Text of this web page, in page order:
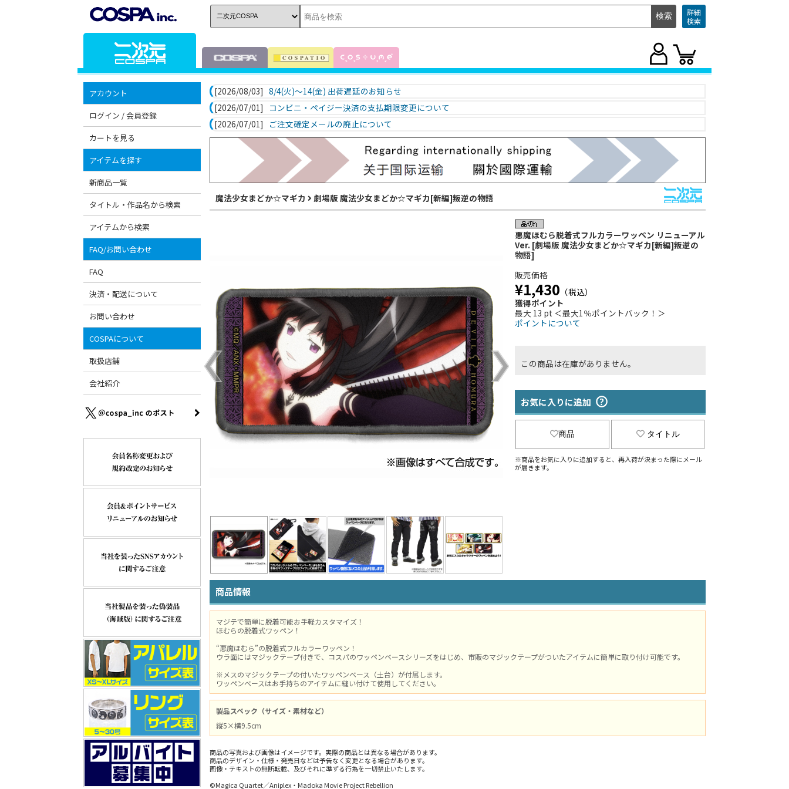
詳細
検索
アカウント
ログイン / 会員登録
カートを見る
アイテムを探す
新商品一覧
タイトル・作品名から検索
アイテムから検索
FAQ/お問い合わせ
FAQ
決済・配送について
お問い合わせ
COSPAについて
取扱店舗
会社紹介
[2026/08/03] 8/4(火)～14(金) 出荷遅延のお知らせ
[2026/07/01]
コンビニ・ペイジー決済の支払期限変更について
[2026/07/01]
ご注文確定メールの廃止について
魔法少女まどか☆マギカ 劇場版 魔法少女まどか☆マギカ[新編]叛逆の物語
悪魔ほむら脱着式フルカラーワッペン リニューアル
Ver. [劇場版 魔法少女まどか☆マギカ[新編]叛逆の
物語]
販売価格
¥1,430 （税込）
獲得ポイント
最大 13 pt ＜最大1％ポイントバック！＞
ポイントについて
この商品は在庫がありません。
お気に入りに追加
商品 タイトル
※商品をお気に入りに追加すると、再入荷が決まった際にメール
が届きます。
商品情報
マジテで簡単に脱着可能お手軽カスタマイズ！
ほむらの脱着式ワッペン！
“悪魔ほむら”の脱着式フルカラーワッペン！
ウラ面にはマジックテープ付きで、コスパのワッペンベースシリーズをはじめ、市販のマジックテープがついたアイテムに簡単に取り付け可能です。
※メスのマジックテープの付いたワッペンベース（土台）が付属します。
ワッペンベースはお手持ちのアイテムに縫い付けて使用してください。
製品スペック（サイズ・素材など）
縦5×横9.5cm
商品の写真および画像はイメージです。実際の商品とは異なる場合があります。
商品のデザイン・仕様・発売日などは予告なく変更となる場合があります。
画像・テキストの無断転載、及びそれに準ずる行為を一切禁止いたします。
©Magica Quartet／Aniplex・Madoka Movie Project Rebellion